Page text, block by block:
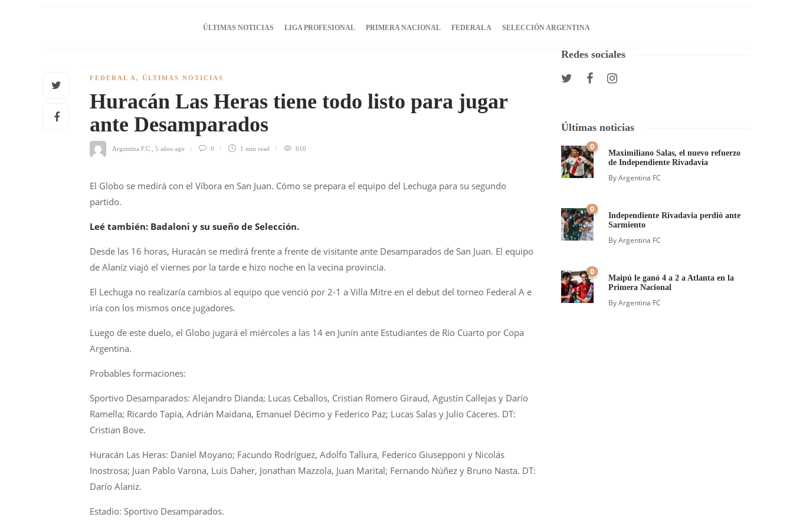
ÚLTIMAS NOTICIAS LIGA PROFESIONAL PRIMERA NACIONAL FEDERAL A SELECCIÓN ARGENTINA
FEDERAL A , ÚLTIMAS NOTICIAS
Huracán Las Heras tiene todo listo para jugar
ante Desamparados
Argentina F.C. 5 años ago 0 1 min read 610
El Globo se medirá con el Víbora en San Juan. Cómo se prepara el equipo del Lechuga para su segundo
partido.
Leé también: Badaloni y su sueño de Selección.
Desde las 16 horas, Huracán se medirá frente a frente de visitante ante Desamparados de San Juan. El equipo
de Alaníz viajó el viernes por la tarde e hizo noche en la vecina provincia.
El Lechuga no realizaría cambios al equipo que venció por 2-1 a Villa Mitre en el debut del torneo Federal A e
iría con los mismos once jugadores.
Luego de este duelo, el Globo jugará el miércoles a las 14 en Junín ante Estudiantes de Río Cuarto por Copa
Argentina.
Probables formaciones:
Sportivo Desamparados: Alejandro Dianda; Lucas Ceballos, Cristian Romero Giraud, Agustín Callejas y Darío
Ramella; Ricardo Tapia, Adrián Maidana, Emanuel Décimo y Federico Paz; Lucas Salas y Julio Cáceres. DT:
Cristian Bove.
Huracán Las Heras: Daniel Moyano; Facundo Rodríguez, Adolfo Tallura, Federico Giusepponi y Nicolás
Inostrosa; Juan Pablo Varona, Luis Daher, Jonathan Mazzola, Juan Marital; Fernando Núñez y Bruno Nasta. DT:
Darío Alaniz.
Estadio: Sportivo Desamparados.
Redes sociales
Últimas noticias
0
Maximiliano Salas, el nuevo refuerzo
de Independiente Rivadavia
ByArgentina FC
0
Independiente Rivadavia perdió ante
Sarmiento
ByArgentina FC
0
Maipú le ganó 4 a 2 a Atlanta en la
Primera Nacional
ByArgentina FC